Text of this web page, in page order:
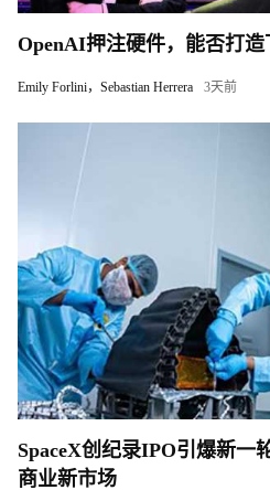
OpenAI押注硬件，能否打造
Emily Forlini，Sebastian Herrera 3天前
SpaceX创纪录IPO引爆新一
商业新市场